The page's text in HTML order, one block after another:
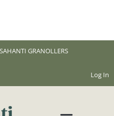
GRANOLLERS
Log In